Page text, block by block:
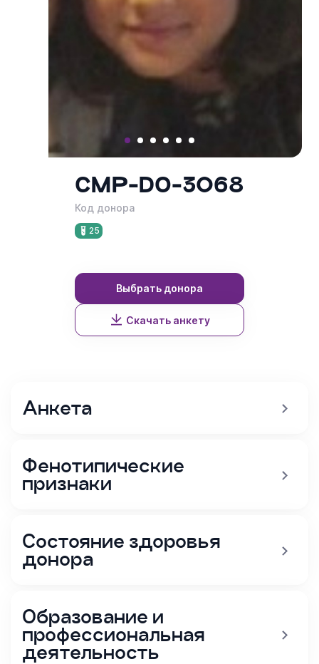
8 831 262-10-03
Пн - Пт с 10:00 до 18:00
CMP-DO-3068
Код донора
25
Выбрать донора
Скачать анкету
Анкета
Фенотипические
признаки
Состояние здоровья
донора
Образование и
профессиональная
деятельность